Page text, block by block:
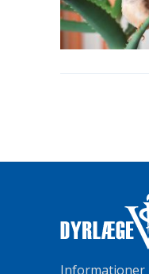
Informationer